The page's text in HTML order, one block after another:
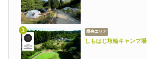
県央エリア
しもはじ埴輪キャンプ場